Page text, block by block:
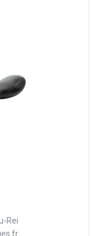
Rei